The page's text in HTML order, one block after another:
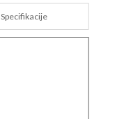
Specifikacije